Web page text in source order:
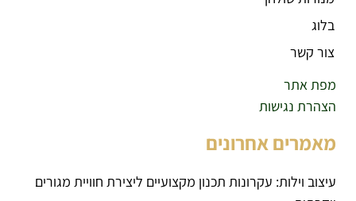
בלוג
צור קשר
מפת אתר
הצהרת נגישות
מאמרים אחרונים
עיצוב וילות: עקרונות תכנון מקצועיים ליצירת חוויית מגורים